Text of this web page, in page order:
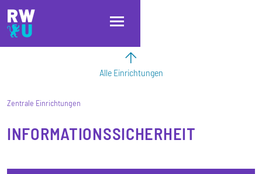
Direkt zum Inhalt
Direkt zur Hauptnavigation
Direkt zum Fußbereich
Alle Einrichtungen
Zentrale Einrichtungen
INFORMATIONSSICHERHEIT